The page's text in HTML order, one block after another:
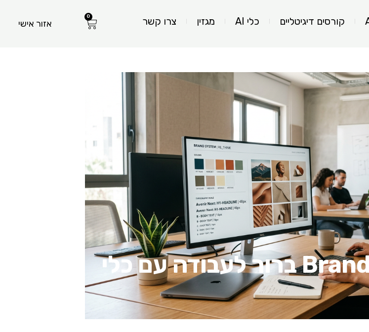
קורסים דיגיטליים כלי AI מגזין צרו קשר 0עגלת אזור אישי
איך לבנות Brand System ברור לעבודה עם כלי